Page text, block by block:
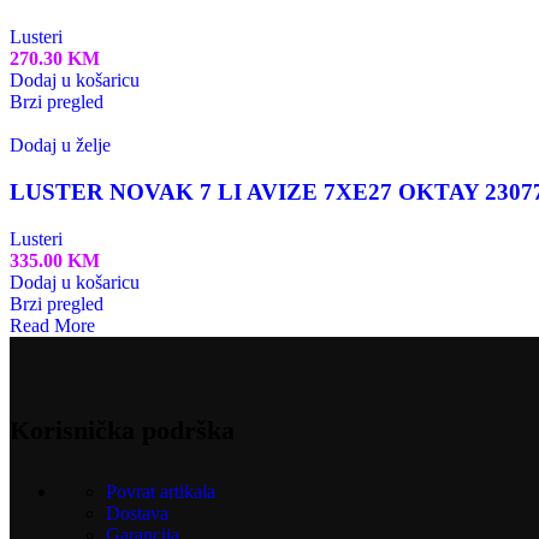
Lusteri
270.30 KM
Dodaj u košaricu
Brzi pregled
Dodaj u želje
LUSTER NOVAK 7 LI AVIZE 7XE27 OKTAY
Lusteri
335.00 KM
Dodaj u košaricu
Brzi pregled
Read More
Povrat artikala
Dostava
Garancija